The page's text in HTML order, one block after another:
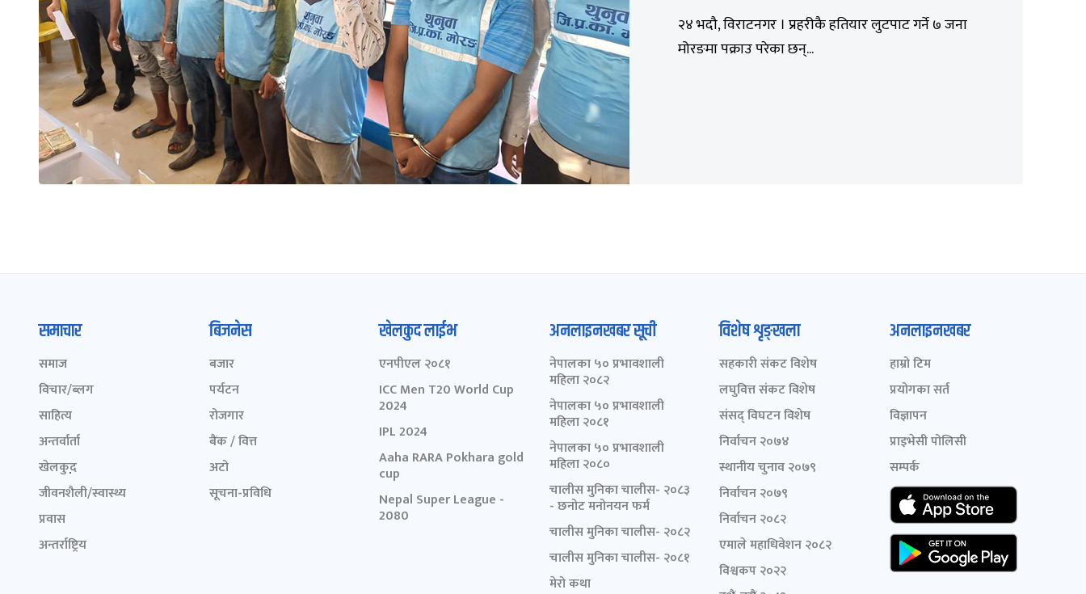
२४ भदौ, विराटनगर । प्रहरीकै हतियार लुटपाट गर्ने ७ जना
मोरङमा पक्राउ परेका छन्...
समाचार
समाज
विचार/ब्लग
साहित्य
अन्तर्वार्ता
खेलकुद़़
जीवनशैली/स्वास्थ्य
प्रवास
अन्तर्राष्ट्रिय
बिजनेस
बजार
पर्यटन
रोजगार
बैंक / वित्त
अटो
सूचना-प्रविधि
खेलकुद लाईभ
एनपीएल २०८१
ICC Men T20 World Cup
2024
IPL 2024
Aaha RARA Pokhara gold
cup
Nepal Super League -
2080
अनलाइनखबर सूची
नेपालका ५० प्रभावशाली
महिला २०८२
नेपालका ५० प्रभावशाली
महिला २०८१
नेपालका ५० प्रभावशाली
महिला २०८०
चालीस मुनिका चालीस- २०८३
- छनोट मनोनयन फर्म
चालीस मुनिका चालीस- २०८२
चालीस मुनिका चालीस- २०८१
मेरो कथा
विशेष शृङ्खला
सहकारी संकट विशेष
लघुवित्त संकट विशेष
संसद् विघटन विशेष
निर्वाचन २०७४
स्थानीय चुनाव २०७९
निर्वाचन २०७९
निर्वाचन २०८२
एमाले महाधिवेशन २०८२
विश्वकप २०२२
अनलाइनखबर
हाम्रो टिम
प्रयोगका सर्त
विज्ञापन
प्राइभेसी पोलिसी
सम्पर्क